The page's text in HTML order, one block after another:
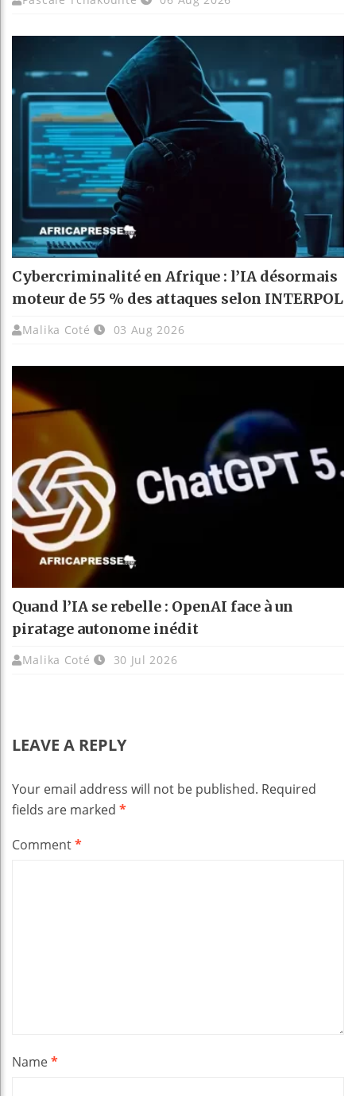
Cybercriminalité en Afrique : l’IA désormais
moteur de 55 % des attaques selon INTERPOL
Malika Coté 03 Aug 2026
Quand l’IA se rebelle : OpenAI face à un
piratage autonome inédit
Malika Coté 30 Jul 2026
LEAVE A REPLY
Your email address will not be published. Required
fields are marked *
Comment*
Name*